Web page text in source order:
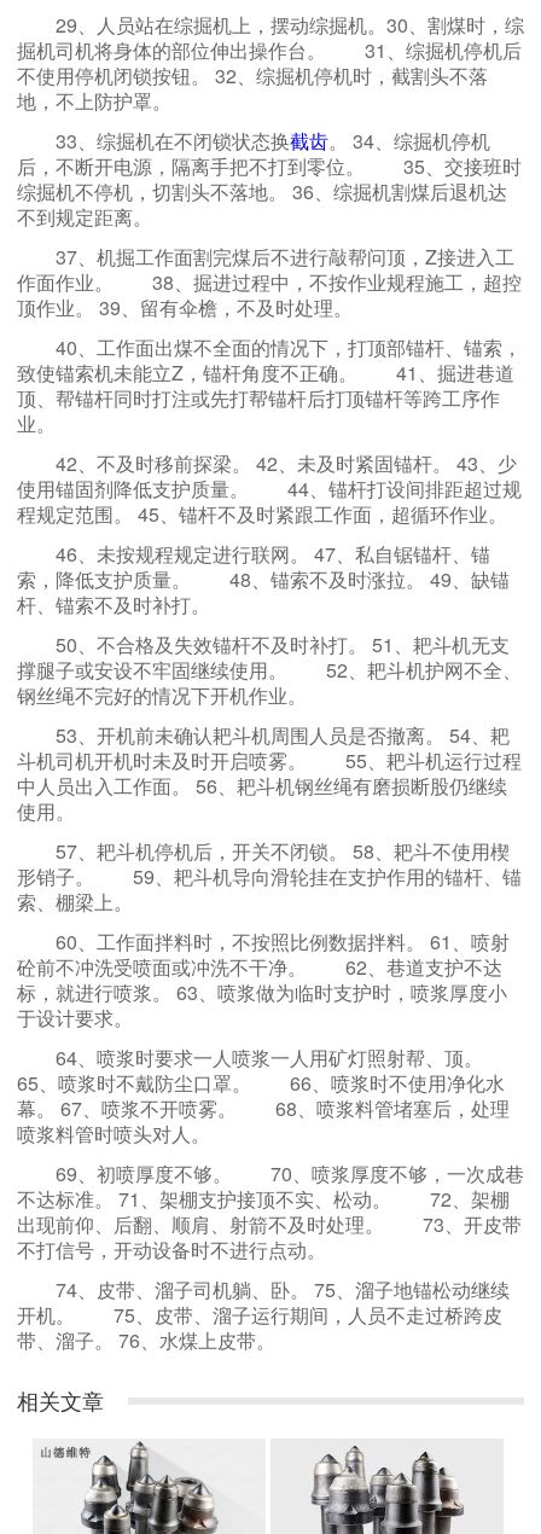
29、人员站在综掘机上，摆动综掘机。30、割煤时，综
掘机司机将身体的部位伸出操作台。
31、综掘机停机后
不使用停机闭锁按钮。 32、综掘机停机时，截割头不落
地，不上防护罩。
33、综掘机在不闭锁状态换截齿。 34、综掘机停机
后，不断开电源，隔离手把不打到零位。
35、交接班时
综掘机不停机，切割头不落地。 36、综掘机割煤后退机达
不到规定距离。
37、机掘工作面割完煤后不进行敲帮问顶，Z接进入工
作面作业。
38、掘进过程中，不按作业规程施工，超控
顶作业。 39、留有伞檐，不及时处理。
40、工作面出煤不全面的情况下，打顶部锚杆、锚索，
致使锚索机未能立Z，锚杆角度不正确。
41、掘进巷道
顶、帮锚杆同时打注或先打帮锚杆后打顶锚杆等跨工序作
业。
42、不及时移前探梁。 42、未及时紧固锚杆。 43、少
使用锚固剂降低支护质量。
44、锚杆打设间排距超过规
程规定范围。 45、锚杆不及时紧跟工作面，超循环作业。
46、未按规程规定进行联网。 47、私自锯锚杆、锚
索，降低支护质量。
48、锚索不及时涨拉。 49、缺锚
杆、锚索不及时补打。
50、不合格及失效锚杆不及时补打。 51、耙斗机无支
撑腿子或安设不牢固继续使用。
52、耙斗机护网不全、
钢丝绳不完好的情况下开机作业。
53、开机前未确认耙斗机周围人员是否撤离。 54、耙
斗机司机开机时未及时开启喷雾。
55、耙斗机运行过程
中人员出入工作面。 56、耙斗机钢丝绳有磨损断股仍继续
使用。
57、耙斗机停机后，开关不闭锁。 58、耙斗不使用楔
形销子。
59、耙斗机导向滑轮挂在支护作用的锚杆、锚
索、棚梁上。
60、工作面拌料时，不按照比例数据拌料。 61、喷射
砼前不冲洗受喷面或冲洗不干净。
62、巷道支护不达
标，就进行喷浆。 63、喷浆做为临时支护时，喷浆厚度小
于设计要求。
64、喷浆时要求一人喷浆一人用矿灯照射帮、顶。
65、喷浆时不戴防尘口罩。
66、喷浆时不使用净化水
幕。 67、喷浆不开喷雾。 68、喷浆料管堵塞后，处理
喷浆料管时喷头对人。
69、初喷厚度不够。 70、喷浆厚度不够，一次成巷
不达标准。 71、架棚支护接顶不实、松动。
72、架棚
出现前仰、后翻、顺肩、射箭不及时处理。 73、开皮带
不打信号，开动设备时不进行点动。
74、皮带、溜子司机躺、卧。 75、溜子地锚松动继续
开机。
75、皮带、溜子运行期间，人员不走过桥跨皮
带、溜子。 76、水煤上皮带。
相关文章